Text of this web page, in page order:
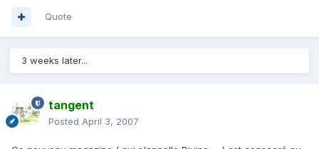
Quote
3 weeks later...
tangent
Posted April 3, 2007